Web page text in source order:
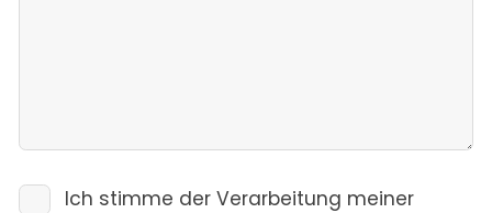
Ich stimme der Verarbeitung meiner